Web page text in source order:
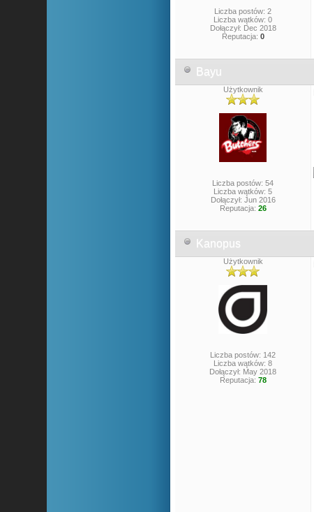
Liczba postów: 2
Liczba wątków: 0
Dołączył: Dec 2018
Reputacja: 0
Bayu
Użytkownik
Liczba postów: 54
Liczba wątków: 5
Dołączył: Jun 2016
Reputacja: 26
Kanopus
Użytkownik
Liczba postów: 142
Liczba wątków: 8
Dołączył: May 2018
Reputacja: 78